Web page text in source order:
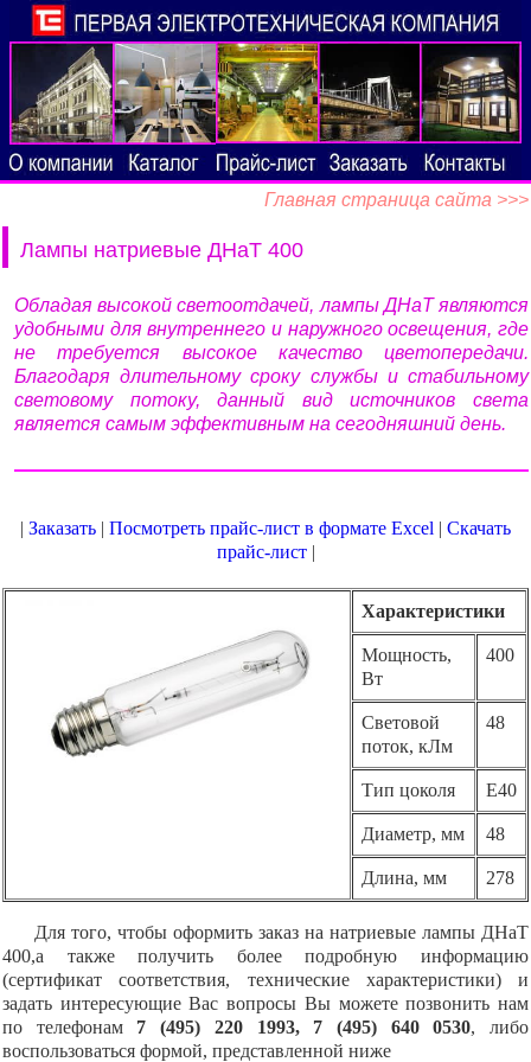
Главная страница сайта >>>
Лампы натриевые ДНаТ 400
Обладая высокой светоотдачей, лампы ДНаТ являются
удобными для внутреннего и наружного освещения, где
не требуется высокое качество цветопередачи.
Благодаря длительному сроку службы и стабильному
световому потоку, данный вид источников света
является самым эффективным на сегодняшний день.
| Заказать | Посмотреть прайс-лист в формате Excel | Скачать
прайс-лист|
Характеристики
Мощность,
Вт
400
Световой
поток, кЛм
48
Тип цоколя E40
Диаметр, мм 48
Длина, мм 278
Для того, чтобы оформить заказ на натриевые лампы ДНаТ
400,а также получить более подробную информацию
(сертификат соответствия, технические характеристики) и
задать интересующие Вас вопросы Вы можете позвонить нам
по телефонам7 (495) 220 1993, 7 (495) 640 0530, либо
воспользоваться формой, представленной ниже